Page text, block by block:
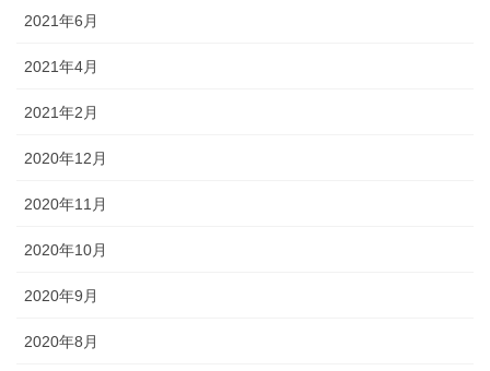
2021年6月
2021年4月
2021年2月
2020年12月
2020年11月
2020年10月
2020年9月
2020年8月